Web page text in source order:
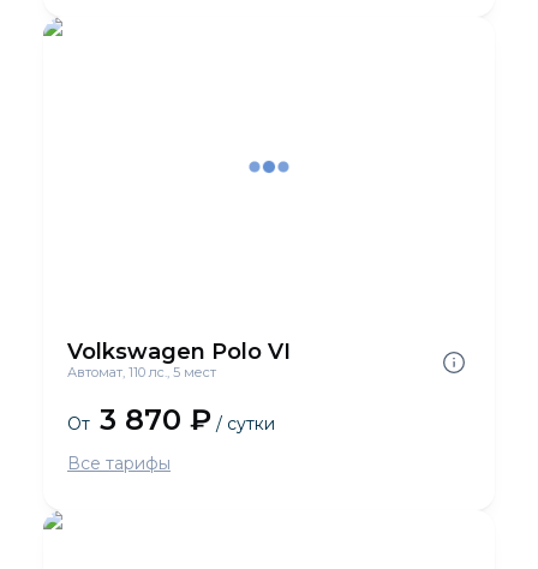
Volkswagen Polo VI
Автомат, 110 лс., 5 мест
От 3 870 ₽ / сутки
Все тарифы